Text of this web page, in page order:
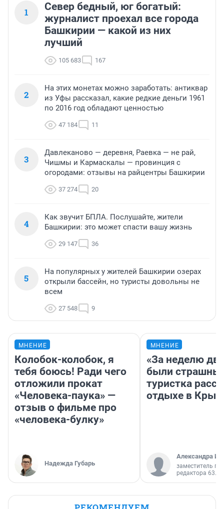
1
Север бедный, юг богатый:
журналист проехал все города
Башкирии — какой из них
лучший
105 683 167
2
На этих монетах можно заработать: антиквар
из Уфы рассказал, какие редкие деньги 1961
по 2016 год обладают ценностью
47 184 11
3
Давлеканово — деревня, Раевка — не рай,
Чишмы и Кармаскалы — провинция с
огородами: отзывы на райцентры Башкирии
37 274 20
4
Как звучит БПЛА. Послушайте, жители
Башкирии: это может спасти вашу жизнь
29 147 36
5
На популярных у жителей Башкирии озерах
открыли бассейн, но туристы довольны не
всем
27 548 9
МНЕНИЕ
Колобок-колобок, я
тебя боюсь! Ради чего
отложили прокат
«Человека-паука» —
отзыв о фильме про
«человека-булку»
Надежда Губарь
МНЕНИЕ
«За неделю
были
туристка
отдыхе в
Александра
заместитель
редактора 63.RU